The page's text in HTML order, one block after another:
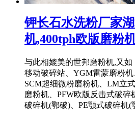
钾长石水洗粉厂家
机,400tph欧版磨粉
与此相媲美的世邦磨粉机,又
移动破碎站、YGM雷蒙磨粉机
SCM超细微粉磨粉机、LM立
磨粉机、PFW欧版反击式破碎
破碎机(鄂破)、PE颚式破碎机(